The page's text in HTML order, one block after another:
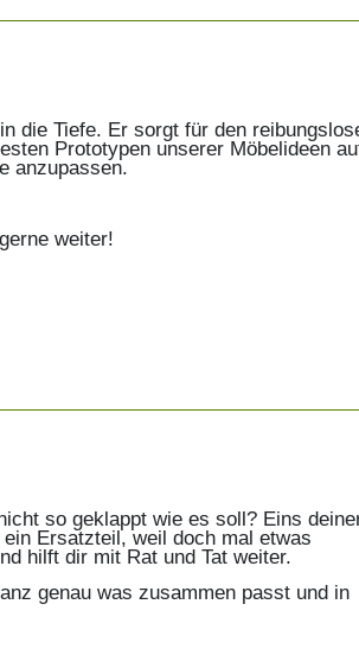
die Tiefe. Er sorgt für den
Prototypen unserer Möbelideen
anzupassen.
weiter!
so geklappt wie es soll? Eins
Ersatzteil, weil doch mal etwas
hilft dir mit Rat und Tat weiter.
genau was zusammen passt und in